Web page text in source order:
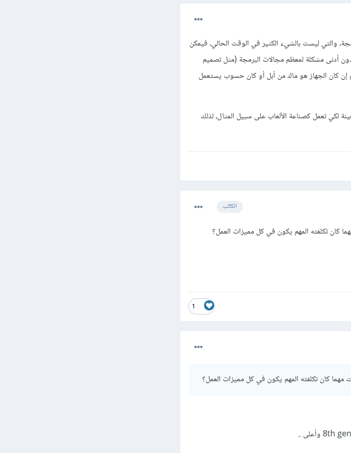
والتي ليست بالشيء الكثير في الوقت الحالي، فيمكن
أدنى مشكلة لمعظم مجالات البرمجة (مثل تصميم
إن كان الجهاز هو ماك من أبل أو كان حسوب يستعمل
لكي تعمل كصناعة الألعاب على سبيل المثال، لذلك
الكاتب
تكلفته المهم يكون في كل مميزات العمل؟
1
كان تكلفته المهم يكون في كل مميزات العمل؟